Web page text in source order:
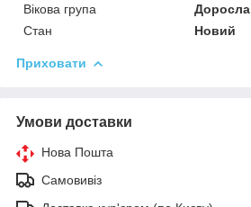
Вікова група
Доросла
Стан
Новий
Приховати
Умови доставки
Нова Пошта
Самовивіз